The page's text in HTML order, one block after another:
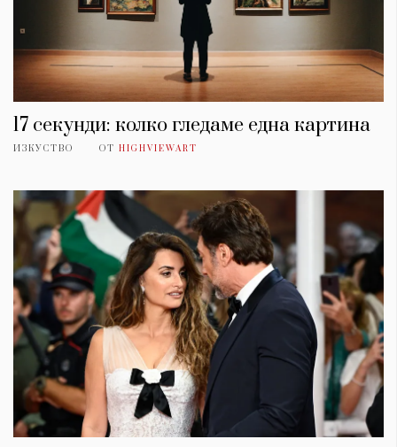
17 секунди: колко гледаме една картина
ИЗКУСТВО ОТ HIGHVIEWART